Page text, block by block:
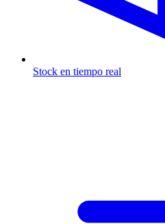
Stock en tiempo real